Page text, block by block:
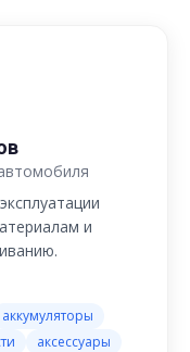
и
аккумуляторы
аксессуары